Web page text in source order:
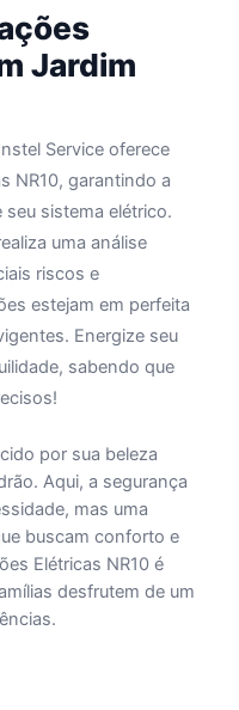
Jardim
Service oferece
NR10, garantindo a
sistema elétrico.
uma análise
riscos e
estejam em perfeita
Energize seu
sabendo que
por sua beleza
Aqui, a segurança
mas uma
buscam conforto e
Elétricas NR10 é
desfrutem de um